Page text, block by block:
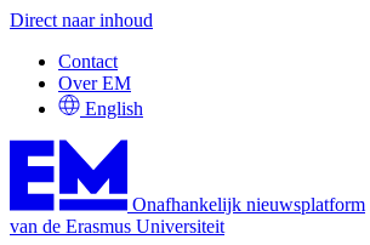
Direct naar inhoud
Contact
Over EM
English
Onafhankelijk nieuwsplatform
van de Erasmus Universiteit